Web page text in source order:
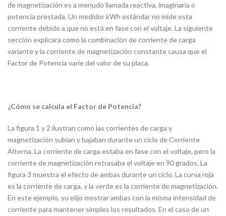
de magnetización es a menudo llamada reactiva, imaginaria o
potencia prestada. Un medidor kWh estándar no mide esta
corriente debido a que no está en fase con el voltaje. La siguiente
sección explicara como la combinación de corriente de carga
variante y la corriente de magnetización constante causa que el
Factor de Potencia varíe del valor de su placa.
¿Cómo se calcula el Factor de Potencia?
La figura 1 y 2 ilustran como las corrientes de carga y
magnetización subían y bajaban durante un ciclo de Corriente
Alterna. La corriente de carga estaba en fase con el voltaje, pero la
corriente de magnetización retrasaba el voltaje en 90 grados. La
figura 3 muestra el efecto de ambas durante un ciclo. La curva roja
es la corriente de carga, y la verde es la corriente de magnetización.
En este ejemplo, yo elijo mostrar ambas con la misma intensidad de
corriente para mantener simples los resultados. En el caso de un